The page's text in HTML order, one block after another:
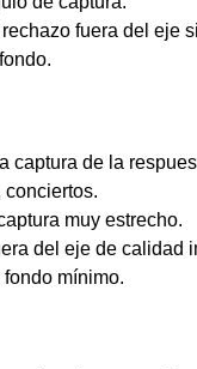
fuera del eje
captura de la
conciertos.
muy estrecho.
del eje de calidad
mínimo.